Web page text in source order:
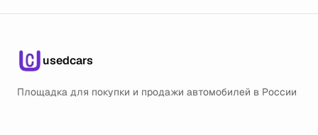
usedcars
Площадка для покупки и продажи автомобилей в России